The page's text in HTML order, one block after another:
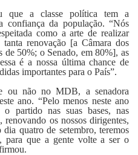
que a classe política tem a
confiança da população. “Nós
como a arte de realizar
renovação [a Câmara dos
de 50%; o Senado, em 80%], as
é a nossa última chance de
importantes para o País”.
ou não no MDB, a senadora
ano. “Pelo menos neste ano
partido nas suas bases, nas
renovando os nossos dirigentes,
quatro de setembro, teremos
para que a gente volte a ser o